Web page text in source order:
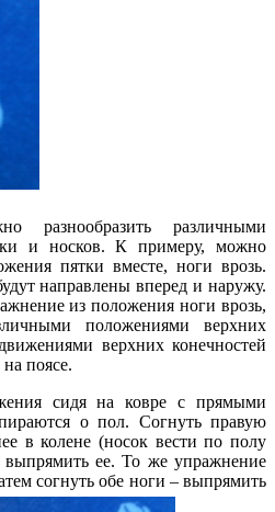
разнообразить различными
и носков. К примеру, можно
пятки вместе, ноги врозь.
направлены вперед и наружу.
из положения ноги врозь,
положениями верхних
верхних конечностей
поясе.
сидя на ковре с прямыми
о пол. Согнуть правую
в колене (носок вести по полу
ее. То же упражнение
согнуть обе ноги – выпрямить